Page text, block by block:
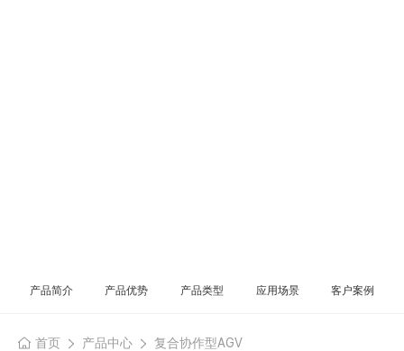
产品简介 产品优势 产品类型 应用场景 客户案例
首页 产品中心 复合协作型AGV